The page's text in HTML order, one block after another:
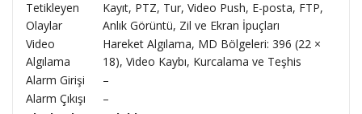
Tetikleyen
Olaylar
Kayıt, PTZ, Tur, Video Push, E-posta, FTP,
Anlık Görüntü, Zil ve Ekran İpuçları
Video
Algılama
Hareket Algılama, MD Bölgeleri: 396 (22 ×
18), Video Kaybı, Kurcalama ve Teşhis
Alarm Girişi
–
Alarm Çıkışı
–